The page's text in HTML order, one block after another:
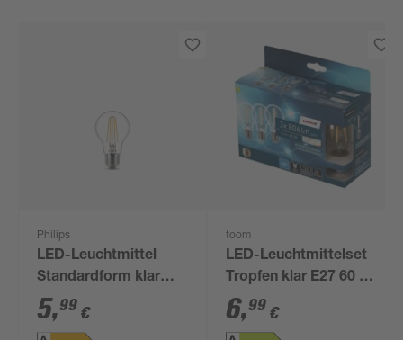
Philips
LED-Leuchtmittel
Standardform klar
E27 7 W 806 lm
warmweiß
5,99 €
toom
LED-Leuchtmittelset
Tropfen klar E27 60 W
806 lm warmweiß 3
Stück
6,99 €